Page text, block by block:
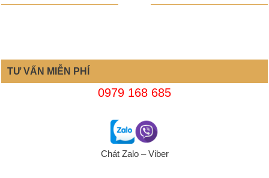
TƯ VẤN MIỄN PHÍ
0979 168 685
Chát Zalo – Viber